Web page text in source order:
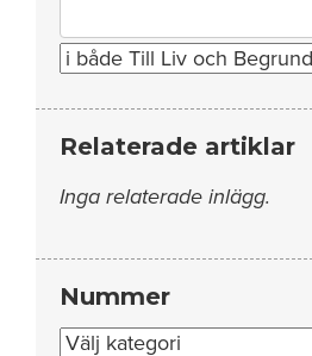
for:
Relaterade artiklar
Inga relaterade inlägg.
Nummer
Nummer